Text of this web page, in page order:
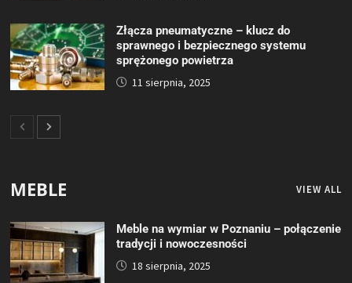
Złącza pneumatyczne – klucz do
sprawnego i bezpiecznego systemu
sprężonego powietrza
11 sierpnia, 2025
MEBLE VIEW ALL
Meble na wymiar w Poznaniu – połączenie
tradycji i nowoczesności
18 sierpnia, 2025